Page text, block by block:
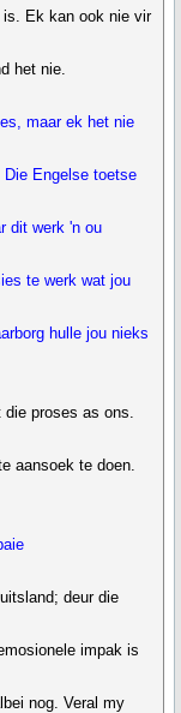
is. Ek kan ook nie vir
het nie.
maar ek het nie
Engelse toetse
dit werk 'n ou
te werk wat jou
hulle jou nieks
die proses as ons.
aansoek te doen.
deur die
impak is
nog. Veral my